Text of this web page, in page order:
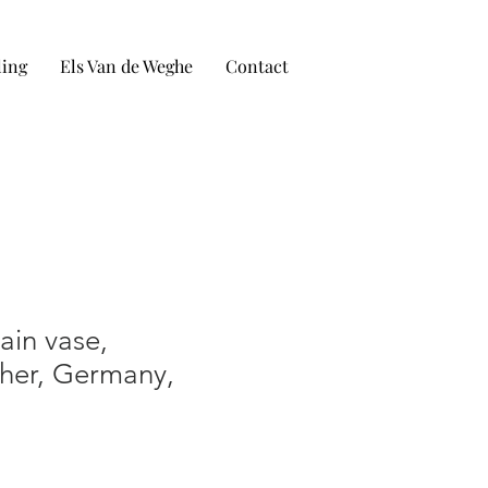
Els Van de Weghe Contact
vase,
Germany,